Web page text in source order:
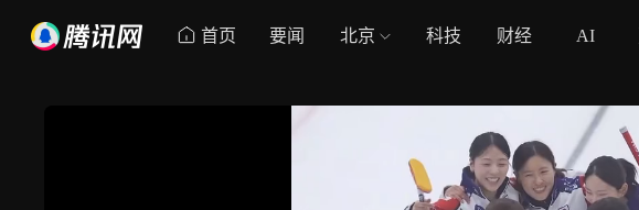
首页 要闻 北京 科技 财经 AI